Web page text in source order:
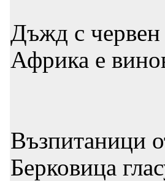
Дъжд с червен
Африка е
Възпитаници
Берковица